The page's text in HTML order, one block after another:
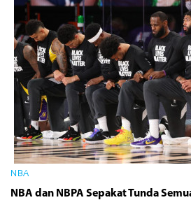
NBA
NBA dan NBPA Sepakat Tunda